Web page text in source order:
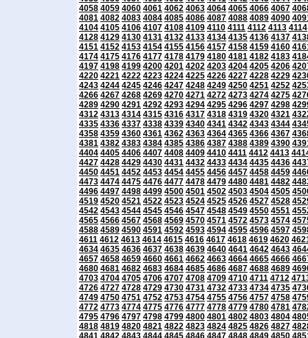
4058 4059 4060 4061 4062 4063 4064 4065 4066 4067
4081 4082 4083 4084 4085 4086 4087 4088 4089 4090
4104 4105 4106 4107 4108 4109 4110 4111 4112 4113 4114
4128 4129 4130 4131 4132 4133 4134 4135 4136 4137
4151 4152 4153 4154 4155 4156 4157 4158 4159 4160
4174 4175 4176 4177 4178 4179 4180 4181 4182 4183
4197 4198 4199 4200 4201 4202 4203 4204 4205 4206
4220 4221 4222 4223 4224 4225 4226 4227 4228 4229
4243 4244 4245 4246 4247 4248 4249 4250 4251 4252
4266 4267 4268 4269 4270 4271 4272 4273 4274 4275
4289 4290 4291 4292 4293 4294 4295 4296 4297 4298
4312 4313 4314 4315 4316 4317 4318 4319 4320 4321
4335 4336 4337 4338 4339 4340 4341 4342 4343 4344
4358 4359 4360 4361 4362 4363 4364 4365 4366 4367
4381 4382 4383 4384 4385 4386 4387 4388 4389 4390
4404 4405 4406 4407 4408 4409 4410 4411 4412 4413
4427 4428 4429 4430 4431 4432 4433 4434 4435 4436
4450 4451 4452 4453 4454 4455 4456 4457 4458 4459
4473 4474 4475 4476 4477 4478 4479 4480 4481 4482
4496 4497 4498 4499 4500 4501 4502 4503 4504 4505
4519 4520 4521 4522 4523 4524 4525 4526 4527 4528
4542 4543 4544 4545 4546 4547 4548 4549 4550 4551
4565 4566 4567 4568 4569 4570 4571 4572 4573 4574
4588 4589 4590 4591 4592 4593 4594 4595 4596 4597
4611 4612 4613 4614 4615 4616 4617 4618 4619 4620
4634 4635 4636 4637 4638 4639 4640 4641 4642 4643
4657 4658 4659 4660 4661 4662 4663 4664 4665 4666
4680 4681 4682 4683 4684 4685 4686 4687 4688 4689
4703 4704 4705 4706 4707 4708 4709 4710 4711 4712
4726 4727 4728 4729 4730 4731 4732 4733 4734 4735
4749 4750 4751 4752 4753 4754 4755 4756 4757 4758
4772 4773 4774 4775 4776 4777 4778 4779 4780 4781
4795 4796 4797 4798 4799 4800 4801 4802 4803 4804
4818 4819 4820 4821 4822 4823 4824 4825 4826 4827
4841 4842 4843 4844 4845 4846 4847 4848 4849 4850